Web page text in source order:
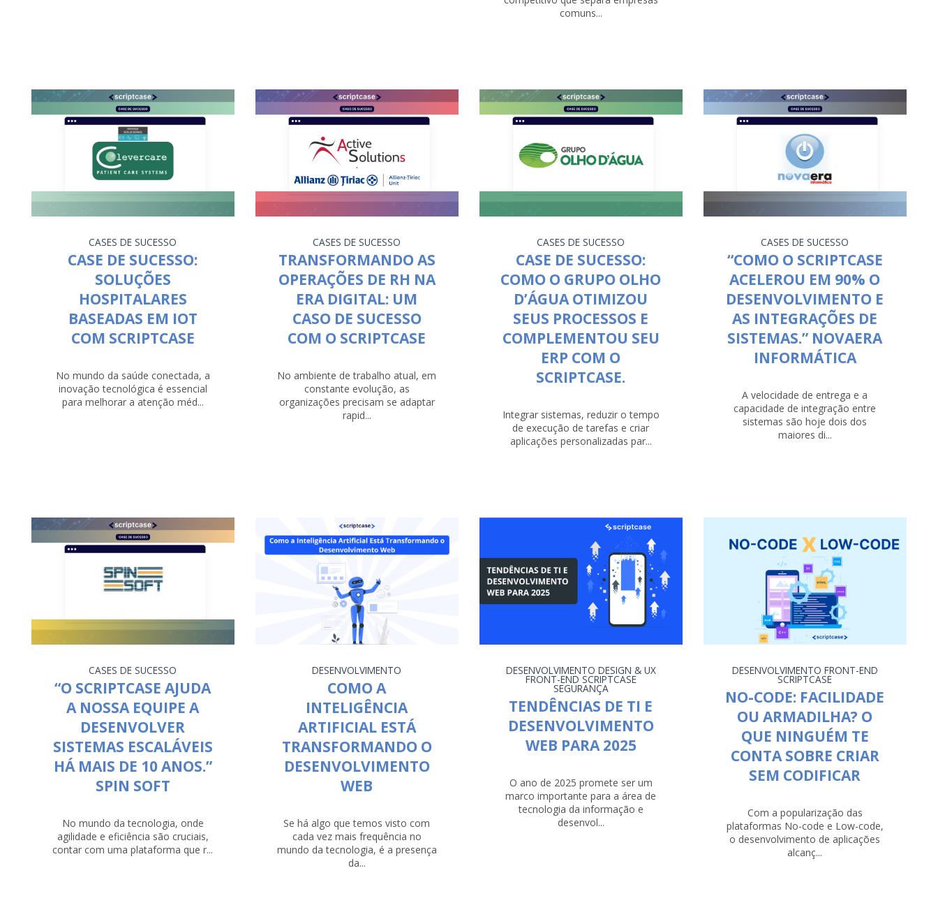
comuns...
CASES DE SUCESSO
CASE DE SUCESSO:
SOLUÇÕES
HOSPITALARES
BASEADAS EM IOT
COM SCRIPTCASE
No mundo da saúde conectada, a
inovação tecnológica é essencial
para melhorar a atenção méd...
CASES DE SUCESSO
TRANSFORMANDO AS
OPERAÇÕES DE RH NA
ERA DIGITAL: UM
CASO DE SUCESSO
COM O SCRIPTCASE
No ambiente de trabalho atual, em
constante evolução, as
organizações precisam se adaptar
rapid...
CASES DE SUCESSO
CASE DE SUCESSO:
COMO O GRUPO OLHO
D’ÁGUA OTIMIZOU
SEUS PROCESSOS E
COMPLEMENTOU SEU
ERP COM O
SCRIPTCASE.
Integrar sistemas, reduzir o tempo
de execução de tarefas e criar
aplicações personalizadas par...
CASES DE SUCESSO
“COMO O SCRIPTCASE
ACELEROU EM 90% O
DESENVOLVIMENTO E
AS INTEGRAÇÕES DE
SISTEMAS.” NOVAERA
INFORMÁTICA
A velocidade de entrega e a
capacidade de integração entre
sistemas são hoje dois dos
maiores di...
CASES DE SUCESSO
“O SCRIPTCASE AJUDA
A NOSSA EQUIPE A
DESENVOLVER
SISTEMAS ESCALÁVEIS
HÁ MAIS DE 10 ANOS.”
SPIN SOFT
No mundo da tecnologia, onde
agilidade e eficiência são cruciais,
contar com uma plataforma que r...
DESENVOLVIMENTO
COMO A
INTELIGÊNCIA
ARTIFICIAL ESTÁ
TRANSFORMANDO O
DESENVOLVIMENTO
WEB
Se há algo que temos visto com
cada vez mais frequência no
mundo da tecnologia, é a presença
da...
DESENVOLVIMENTO DESIGN & UX
FRONT-END SCRIPTCASE
SEGURANÇA
TENDÊNCIAS DE TI E
DESENVOLVIMENTO
WEB PARA 2025
O ano de 2025 promete ser um
marco importante para a área de
tecnologia da informação e
desenvol...
DESENVOLVIMENTO FRONT-END
SCRIPTCASE
NO-CODE: FACILIDADE
OU ARMADILHA? O
QUE NINGUÉM TE
CONTA SOBRE CRIAR
SEM CODIFICAR
Com a popularização das
plataformas No-code e Low-code,
o desenvolvimento de aplicações
alcanç...